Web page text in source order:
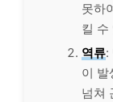
못하
킬 수
역류:
이 발
넘쳐